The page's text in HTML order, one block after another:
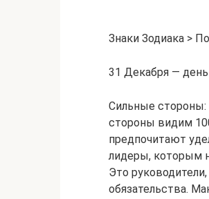
Знаки Зодиака >
31 Декабря —
Сильные стороны:
стороны видим
предпочитают
лидеры, которым
Это
обязательства.